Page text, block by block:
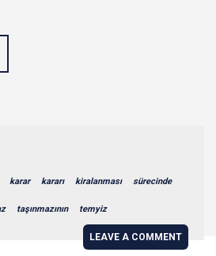
karar kararı kiralanması sürecinde
taşınmazının temyiz
LEAVE A COMMENT